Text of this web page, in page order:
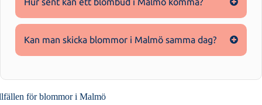
Kan man skicka blommor i Malmö samma dag?
för blommor i Malmö